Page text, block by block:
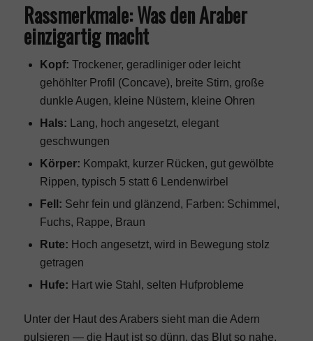
Rassmerkmale: Was den Araber
einzigartig macht
Kopf: Trockener, geradliniger oder leicht
gehöhlter Profil (Concave), breite Stirn, große
dunkle Augen, kleine Nüstern, kleine Ohren
Hals: Lang, hoch angesetzt, elegant
geschwungen
Körper: Kompakt, kurzer Rücken, gut gewölbte
Rippen, typisch 5 statt 6 Lendenwirbel
Fell: Sehr fein und glänzend, Farben: Schimmel,
Fuchs, Rappe, Braun
Rute: Hoch angesetzt, wird in Bewegung stolz
getragen
Hufe: Hart wie Stahl, selten Hufprobleme
Unter der Haut des Arabers sieht man die Adern
pulsieren — die Haut ist so dünn, das Blut so nahe.